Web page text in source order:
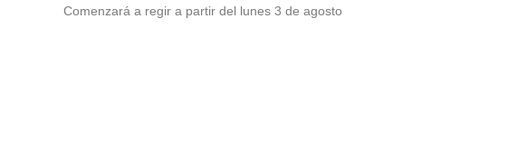
Comenzará a regir a partir del lunes 3 de agosto